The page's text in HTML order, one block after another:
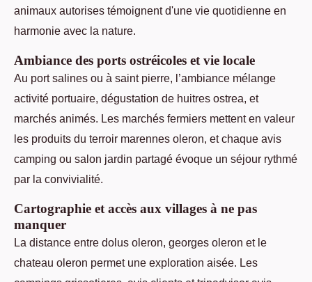
animaux autorises témoignent d'une vie quotidienne en
harmonie avec la nature.
Ambiance des ports ostréicoles et vie locale
Au port salines ou à saint pierre, l’ambiance mélange
activité portuaire, dégustation de huitres ostrea, et
marchés animés. Les marchés fermiers mettent en valeur
les produits du terroir marennes oleron, et chaque avis
camping ou salon jardin partagé évoque un séjour rythmé
par la convivialité.
Cartographie et accès aux villages à ne pas
manquer
La distance entre dolus oleron, georges oleron et le
chateau oleron permet une exploration aisée. Les